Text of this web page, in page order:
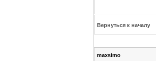
Вернуться к началу
maxsimo